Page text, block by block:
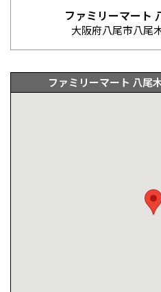
ファミリーマート
大阪府八尾市八尾
ファミリーマート 八尾